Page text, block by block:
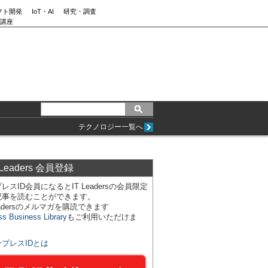
ト開発 IoT・AI
研究・調査
座
テクノロジー一覧へ
会員登録
スID会員になるとIT Leadersの会員限定
を読むことができます。
のメルマガを購読できます
Business Libraryもご利用いただけま
プレスIDとは